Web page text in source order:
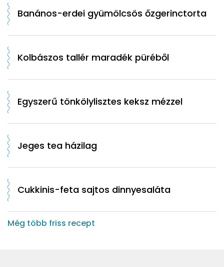
Banános-erdei gyümölcsös őzgerinctorta
Kolbászos tallér maradék püréből
Egyszerű tönkölylisztes keksz mézzel
Jeges tea házilag
Cukkinis-feta sajtos dinnyesaláta
Még több friss recept